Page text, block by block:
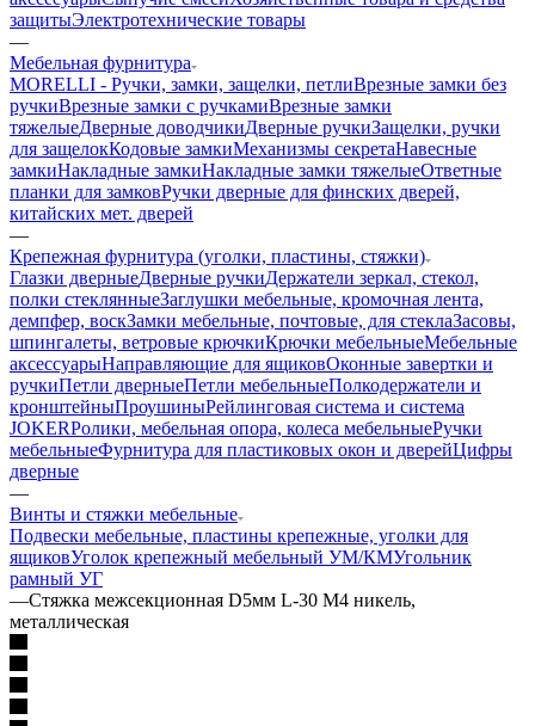
защитыЭлектротехнические товары
—
Мебельная фурнитура
MORELLI - Ручки, замки, защелки, петлиВрезные замки без
ручкиВрезные замки с ручкамиВрезные замки
тяжелыеДверные доводчикиДверные ручкиЗащелки, ручки
для защелокКодовые замкиМеханизмы секретаНавесные
замкиНакладные замкиНакладные замки тяжелыеОтветные
планки для замковРучки дверные для финских дверей,
китайских мет. дверей
—
Крепежная фурнитура (уголки, пластины, стяжки)
Глазки дверныеДверные ручкиДержатели зеркал, стекол,
полки стеклянныеЗаглушки мебельные, кромочная лента,
демпфер, воскЗамки мебельные, почтовые, для стеклаЗасовы,
шпингалеты, ветровые крючкиКрючки мебельныеМебельные
аксессуарыНаправляющие для ящиковОконные завертки и
ручкиПетли дверныеПетли мебельныеПолкодержатели и
кронштейныПроушиныРейлинговая система и система
JOKERРолики, мебельная опора, колеса мебельныеРучки
мебельныеФурнитура для пластиковых окон и дверейЦифры
дверные
—
Винты и стяжки мебельные
Подвески мебельные, пластины крепежные, уголки для
ящиковУголок крепежный мебельный УМ/КМУгольник
рамный УГ
—Стяжка межсекционная D5мм L-30 M4 никель,
металлическая